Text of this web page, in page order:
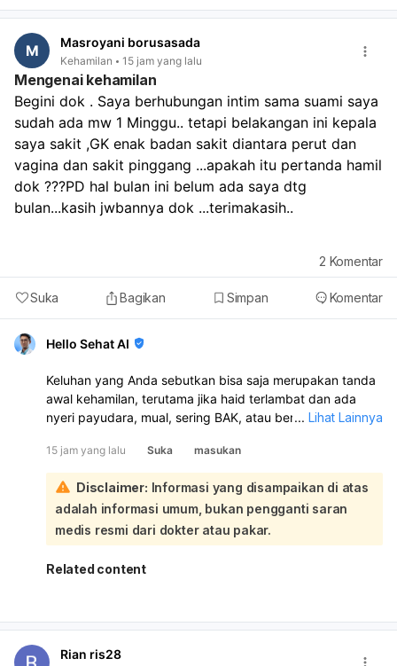
M Masroyani borusasada
Kehamilan 15 jam yang lalu
Mengenai kehamilan
Begini dok . Saya berhubungan intim sama suami saya
sudah ada mw 1 Minggu.. tetapi belakangan ini kepala
saya sakit ,GK enak badan sakit diantara perut dan
vagina dan sakit pinggang ...apakah itu pertanda hamil
dok ???PD hal bulan ini belum ada saya dtg
bulan...kasih jwbannya dok ...terimakasih..
Suka Bagikan Simpan Komentar
2 Komentar
Hello Sehat AI
Keluhan yang Anda sebutkan bisa saja merupakan tanda
awal kehamilan, terutama jika haid terlambat dan ada
nyeri payudara, mual, sering BAK, atau bercak darah.
perut dan vagina, serta sakit pinggang juga bisa
disebabkan hal lain, jadi belum bisa dipastikan hanya dari
gejala:
Sebaiknya lakukan test pack sekarang, karena sudah
sekitar 1 minggu setelah berhubungan dan haid belum
datang. Jika hasilnya positif, periksakan ke dokter
kandungan atau dokter umum untuk memastikan dan
Kalau nyeri makin berat, disertai perdarahan, demam,
... Lihat Lainnya
15 jam yang lalu Suka masukan
Disclaimer: Informasi yang disampaikan di atas
adalah informasi umum, bukan pengganti saran
medis resmi dari dokter atau pakar.
Related content
Rian ris28